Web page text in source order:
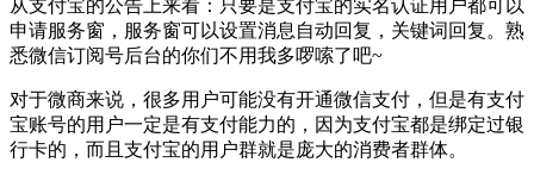
从支付宝的公告上来看：只要是支付宝的实名认证用户都可以
申请服务窗，服务窗可以设置消息自动回复，关键词回复。熟
悉微信订阅号后台的你们不用我多啰嗦了吧~
对于微商来说，很多用户可能没有开通微信支付，但是有支付
宝账号的用户一定是有支付能力的，因为支付宝都是绑定过银
行卡的，而且支付宝的用户群就是庞大的消费者群体。